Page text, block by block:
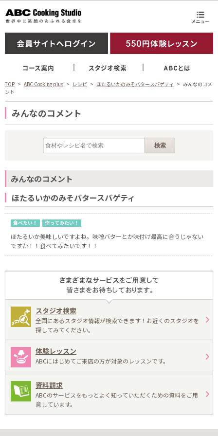
TOP ABC Cooking plus レシピ ほたるいかのみそバタースパゲティ
みんなのコメ
ント
みんなのコメント
みんなのコメント
ほたるいかのみそバタースパゲティ
食べたい！ 作ってみたい！
ほたるいか美味しいですよね。味噌バターとか味付け最高に合うじゃない
ですか！！食べてみたいです！！
スタジオ検索
全国にあるスタジオ情報が検索できます！お近くのスタジオを
探してみてください。
体験レッスン
ABCにはじめてご来店の方が対象のレッスンです。
資料請求
ABCのサービスをもっとよく知っていただくための資料をご用
意しています。